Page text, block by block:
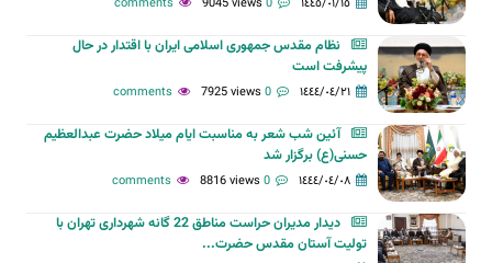
نظام مقدس جمهوری اسلامی ایران با اقتدار در حال
پیشرفت است
١٤٤٤/٠٤/٢١ 0 comments
7925 views
آئین شب شعر به مناسبت ایام میلاد حضرت عبدالعظیم
حسنی(ع) برگزار شد
١٤٤٤/٠٤/٠٨ 0 comments
8816 views
دیدار مدیران حراست مناطق 22 گانه شهرداری تهران با
تولیت آستان مقدس حضرت...